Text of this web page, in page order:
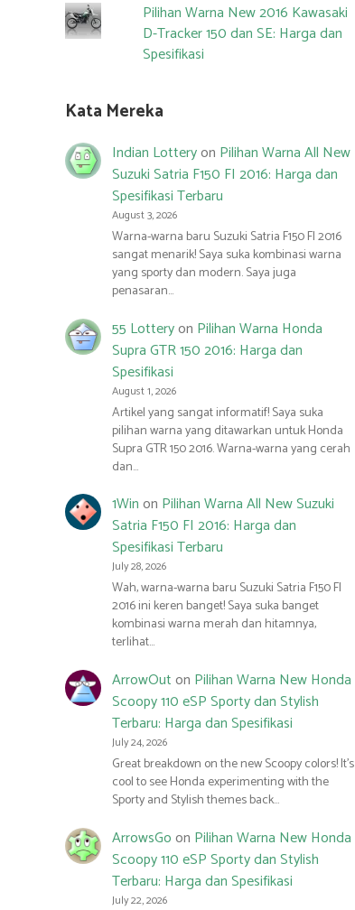
Pilihan Warna New 2016 Kawasaki
D-Tracker 150 dan SE: Harga dan
Spesifikasi
Kata Mereka
Indian Lotteryon Pilihan Warna All New
Suzuki Satria F150 FI 2016: Harga dan
Spesifikasi Terbaru
August 3, 2026
Warna-warna baru Suzuki Satria F150 FI 2016
sangat menarik! Saya suka kombinasi warna
yang sporty dan modern. Saya juga
penasaran…
55 Lotteryon Pilihan Warna Honda
Supra GTR 150 2016: Harga dan
Spesifikasi
August 1, 2026
Artikel yang sangat informatif! Saya suka
pilihan warna yang ditawarkan untuk Honda
Supra GTR 150 2016. Warna-warna yang cerah
dan…
1Winon Pilihan Warna All New Suzuki
Satria F150 FI 2016: Harga dan
Spesifikasi Terbaru
July 28, 2026
Wah, warna-warna baru Suzuki Satria F150 FI
2016 ini keren banget! Saya suka banget
kombinasi warna merah dan hitamnya,
terlihat…
ArrowOuton Pilihan Warna New Honda
Scoopy 110 eSP Sporty dan Stylish
Terbaru: Harga dan Spesifikasi
July 24, 2026
Great breakdown on the new Scoopy colors! It’s
cool to see Honda experimenting with the
Sporty and Stylish themes back…
ArrowsGoon Pilihan Warna New Honda
Scoopy 110 eSP Sporty dan Stylish
Terbaru: Harga dan Spesifikasi
July 22, 2026